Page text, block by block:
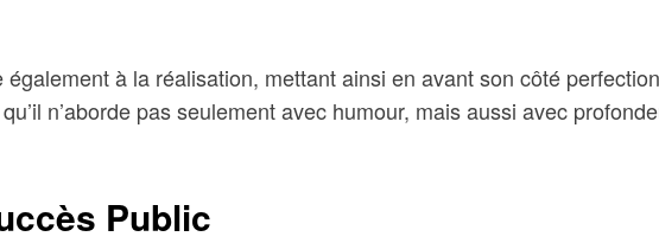
à la réalisation, mettant ainsi en avant son côté
n’aborde pas seulement avec humour, mais aussi avec
Public